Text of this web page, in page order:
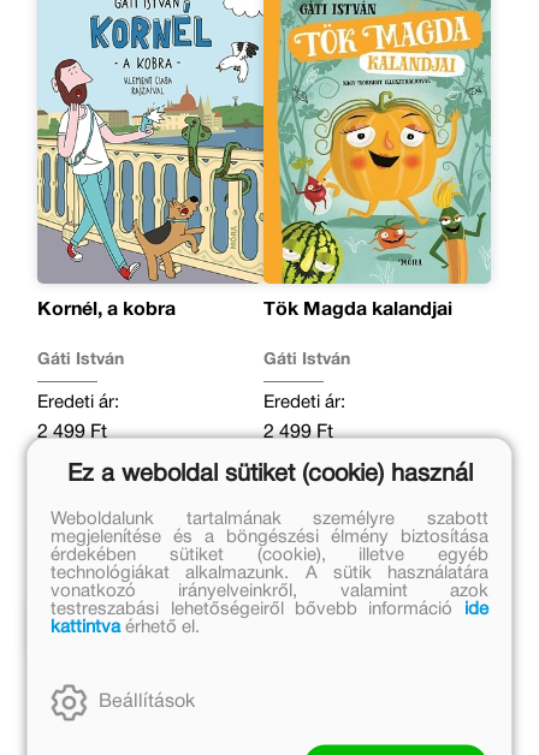
Kornél, a kobra
Gáti István
Eredeti ár:
2 499 Ft
Kedvezményes ár:
Kosárba
Tök Magda kalandjai
Gáti István
Eredeti ár:
2 499 Ft
Kedvezményes ár:
Kosárba
Kapcsolódó cikkek
Ez a weboldal sütiket (cookie) használ
Weboldalunk tartalmának személyre szabott
megjelenítése és a böngészési élmény biztosítása
érdekében sütiket (cookie), illetve egyéb
technológiákat alkalmazunk. A sütik használatára
vonatkozó irányelveinkről, valamint azok
testreszabási lehetőségeiről bővebb információ
ide
kattintvaérhető el.
Beállítások